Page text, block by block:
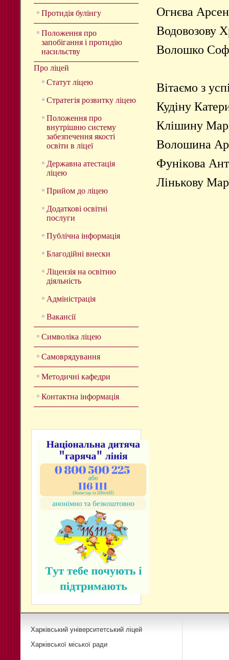
Протидія булінгу
Положення про
запобігання і протидію
насильству
Про ліцей
Статут ліцею
Стратегія розвитку ліцею
Положення про
внутрішню систему
забезпечення якості
освіти в ліцеї
Державна атестація
ліцею
Прийом до ліцею
Додаткові освітні
послуги
Публічна інформація
Благодійні внески
Ліцензія на освітню
діяльність
Адміністрація
Вакансії
Символіка ліцею
Самоврядування
Методичні кафедри
Контактна інформація
Огнєва
Водовозову
Волошко
Вітаємо з
Кудіну
Клішину
Волошина
Фунікова
Лінькову
Харківський університетський ліцей
Харківської міської ради